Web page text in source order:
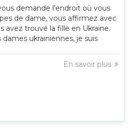
demande l’endroit où vous
de dame, vous affirmez avec
avez trouvé la fille en Ukraine.
ukrainiennes, je suis
En savoir plus